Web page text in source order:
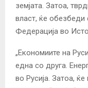
земјата. Затоа,
власт, ќе обезбеди
Федерација во
„Економиите на
една со друга.
во Русија. Затоа,